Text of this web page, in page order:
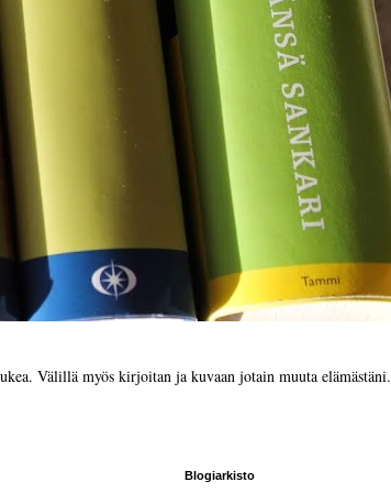
Välillä myös kirjoitan ja kuvaan jotain muuta elämästäni.
Blogiarkisto